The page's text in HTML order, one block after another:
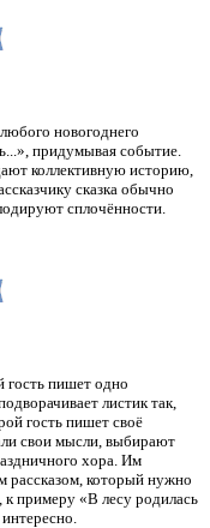
новогоднего
придумывая событие.
коллективную историю,
сказка обычно
сплочённости.
гость пишет одно
листик так,
гость пишет своё
свои мысли, выбирают
хора. Им
рассказом, который нужно
к примеру «В лесу родилась